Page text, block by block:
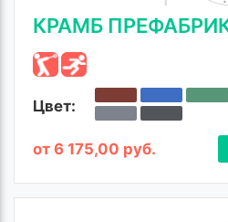
КРАМБ
Цвет:
от 6 175,00 руб.